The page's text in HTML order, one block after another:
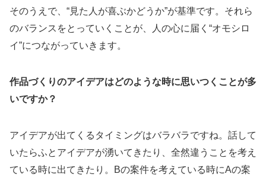
そのうえで、“見た人が喜ぶかどうか”が基準です。それら
のバランスをとっていくことが、人の心に届く“オモシロ
イ”につながっていきます。
作品づくりのアイデアはどのような時に思いつくことが多
いですか？
アイデアが出てくるタイミングはバラバラですね。話して
いたらふとアイデアが湧いてきたり、全然違うことを考え
ている時に出てきたり。Bの案件を考えている時にAの案